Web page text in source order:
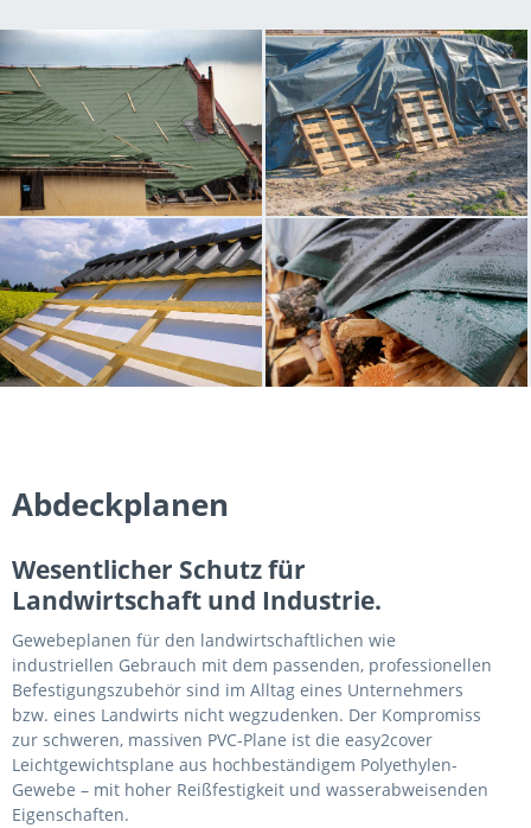
Abdeckplanen
Wesentlicher Schutz für
Landwirtschaft und Industrie.
Gewebeplanen für den landwirtschaftlichen wie
industriellen Gebrauch mit dem passenden, professionellen
Befestigungszubehör sind im Alltag eines Unternehmers
bzw. eines Landwirts nicht wegzudenken. Der Kompromiss
zur schweren, massiven PVC-Plane ist die easy2cover
Leichtgewichtsplane aus hochbeständigem Polyethylen-
Gewebe – mit hoher Reißfestigkeit und wasserabweisenden
Eigenschaften.